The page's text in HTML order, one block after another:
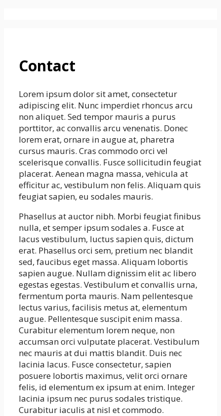
Contact
Lorem ipsum dolor sit amet, consectetur
adipiscing elit. Nunc imperdiet rhoncus arcu
non aliquet. Sed tempor mauris a purus
porttitor, ac convallis arcu venenatis. Donec
lorem erat, ornare in augue at, pharetra
cursus mauris. Cras commodo orci vel
scelerisque convallis. Fusce sollicitudin feugiat
placerat. Aenean magna massa, vehicula at
efficitur ac, vestibulum non felis. Aliquam quis
feugiat sapien, eu sodales mauris.
Phasellus at auctor nibh. Morbi feugiat finibus
nulla, et semper ipsum sodales a. Fusce at
lacus vestibulum, luctus sapien quis, dictum
erat. Phasellus orci sem, pretium nec blandit
sed, faucibus eget massa. Aliquam lobortis
sapien augue. Nullam dignissim elit ac libero
egestas egestas. Vestibulum et convallis urna,
fermentum porta mauris. Nam pellentesque
lectus varius, facilisis metus at, elementum
augue. Pellentesque suscipit enim massa.
Curabitur elementum lorem neque, non
accumsan orci vulputate placerat. Vestibulum
nec mauris at dui mattis blandit. Duis nec
lacinia lacus. Fusce consectetur, sapien
posuere lobortis maximus, velit orci ornare
felis, id elementum ex ipsum at enim. Integer
lacinia ipsum nec purus sodales tristique.
Curabitur iaculis at nisl et commodo.